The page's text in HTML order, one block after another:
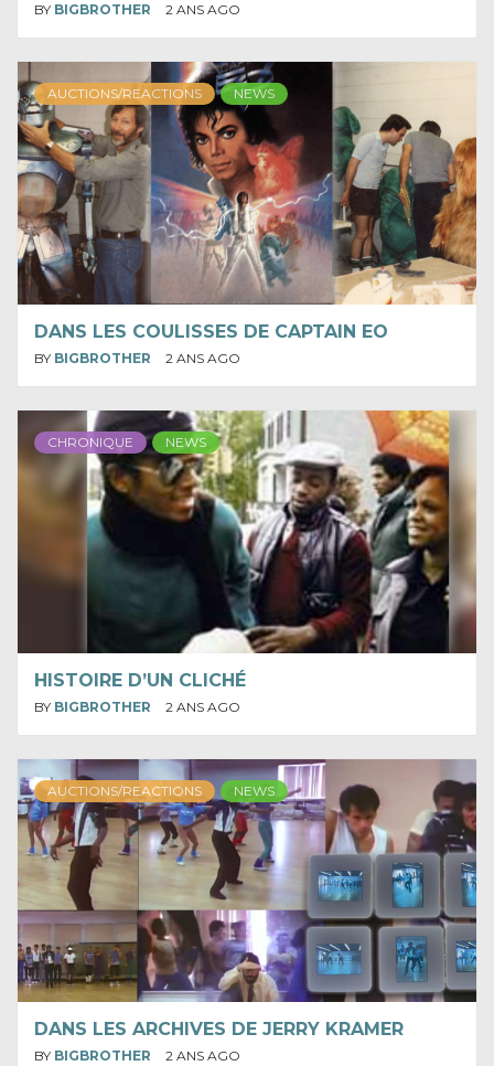
BY BIGBROTHER 2 ANS AGO
AUCTIONS/REACTIONS NEWS
DANS LES COULISSES DE CAPTAIN EO
BY BIGBROTHER 2 ANS AGO
CHRONIQUE NEWS
HISTOIRE D’UN CLICHÉ
BY BIGBROTHER 2 ANS AGO
AUCTIONS/REACTIONS NEWS
DANS LES ARCHIVES DE JERRY KRAMER
BY BIGBROTHER 2 ANS AGO